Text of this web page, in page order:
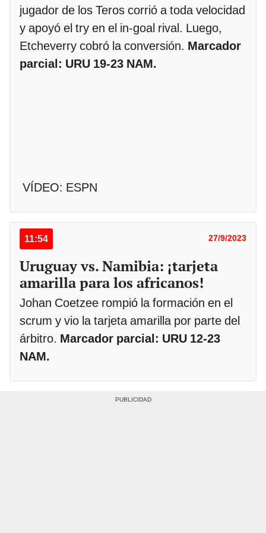
jugador de los Teros corrió a toda velocidad
y apoyó el try en el in-goal rival. Luego,
Etcheverry cobró la conversión. Marcador
parcial: URU 19-23 NAM.
VÍDEO: ESPN
11:54 27/9/2023
Uruguay vs. Namibia: ¡tarjeta
amarilla para los africanos!
Johan Coetzee rompió la formación en el
scrum y vio la tarjeta amarilla por parte del
árbitro. Marcador parcial: URU 12-23
NAM.